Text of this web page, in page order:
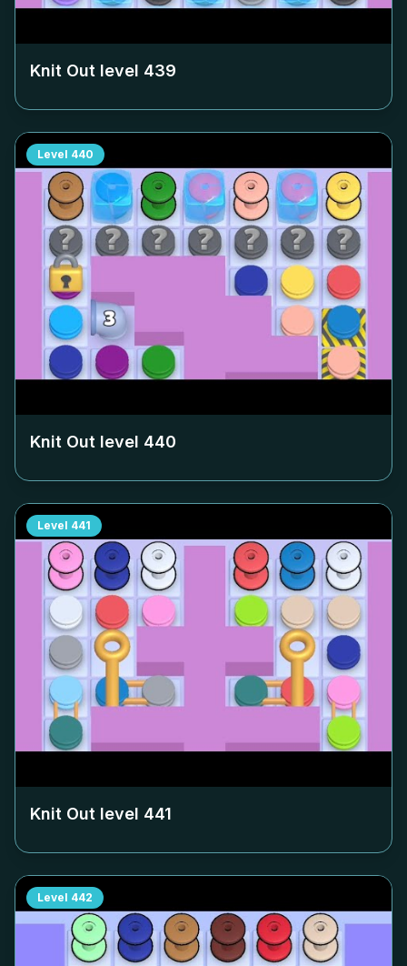
Knit Out level 439
Level 440
Knit Out level 440
Level 441
Knit Out level 441
Level 442